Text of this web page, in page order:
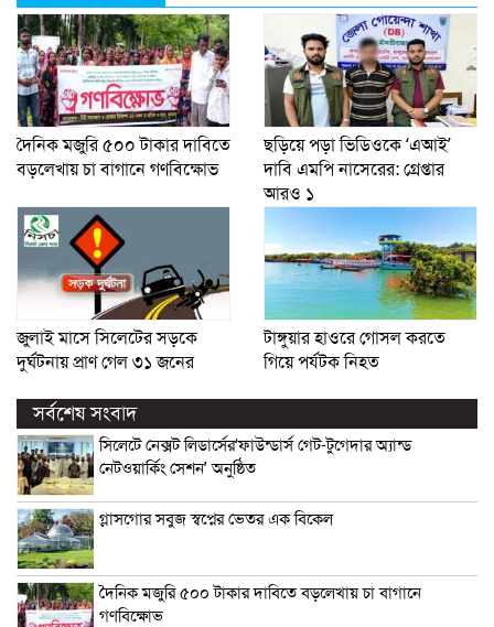
দৈনিক মজুরি ৫০০ টাকার দাবিতে
বড়লেখায় চা বাগানে গণবিক্ষোভ
ছড়িয়ে পড়া ভিডিওকে ‘এআই’
দাবি এমপি নাসেরের: গ্রেপ্তার
আরও ১
জুলাই মাসে সিলেটের সড়কে
দুর্ঘটনায় প্রাণ গেল ৩১ জনের
টাঙ্গুয়ার হাওরে গোসল করতে
গিয়ে পর্যটক নিহত
সর্বশেষ সংবাদ
সিলেটে নেক্সট লিডার্সের‘ফাউন্ডার্স গেট-টুগেদার অ্যান্ড
নেটওয়ার্কিং সেশন’ অনুষ্ঠিত
গ্লাসগোর সবুজ স্বপ্নের ভেতর এক বিকেল
দৈনিক মজুরি ৫০০ টাকার দাবিতে বড়লেখায় চা বাগানে
গণবিক্ষোভ